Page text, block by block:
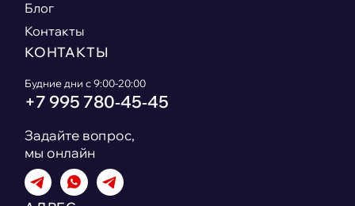
Блог
Контакты
КОНТАКТЫ
Будние дни с 9:00-20:00
+7 995 780‑45‑45
Задайте вопрос,
мы онлайн